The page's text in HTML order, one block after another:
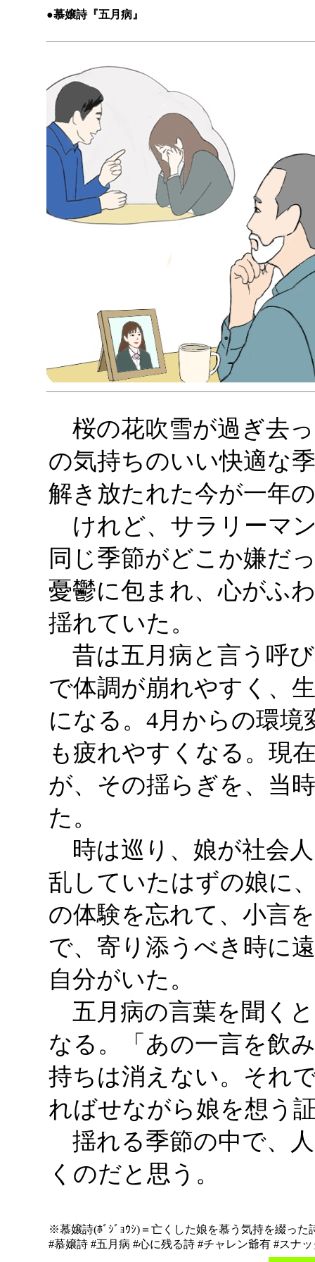
●慕嬢詩『五月病』
桜の花吹雪が過ぎ去
の気持ちのいい快適な
解き放たれた今が一年
けれど、サラリーマ
同じ季節がどこか嫌だ
憂鬱に包まれ、心がふ
揺れていた。
昔は五月病と言う呼
で体調が崩れやすく、
になる。4月からの環
も疲れやすくなる。現
が、その揺らぎを、当
た。
時は巡り、娘が社会
乱していたはずの娘に
の体験を忘れて、小言
で、寄り添うべき時に
自分がいた。
五月病の言葉を聞く
なる。「あの一言を飲
持ちは消えない。それ
ればせながら娘を想う
揺れる季節の中で、
くのだと思う。
※慕嬢詩(ﾎﾞｼﾞｮｳｼ)＝亡くした娘を慕う気持を綴った
#慕嬢詩 #五月病 #心に残る詩 #チャレン爺有 #スナ